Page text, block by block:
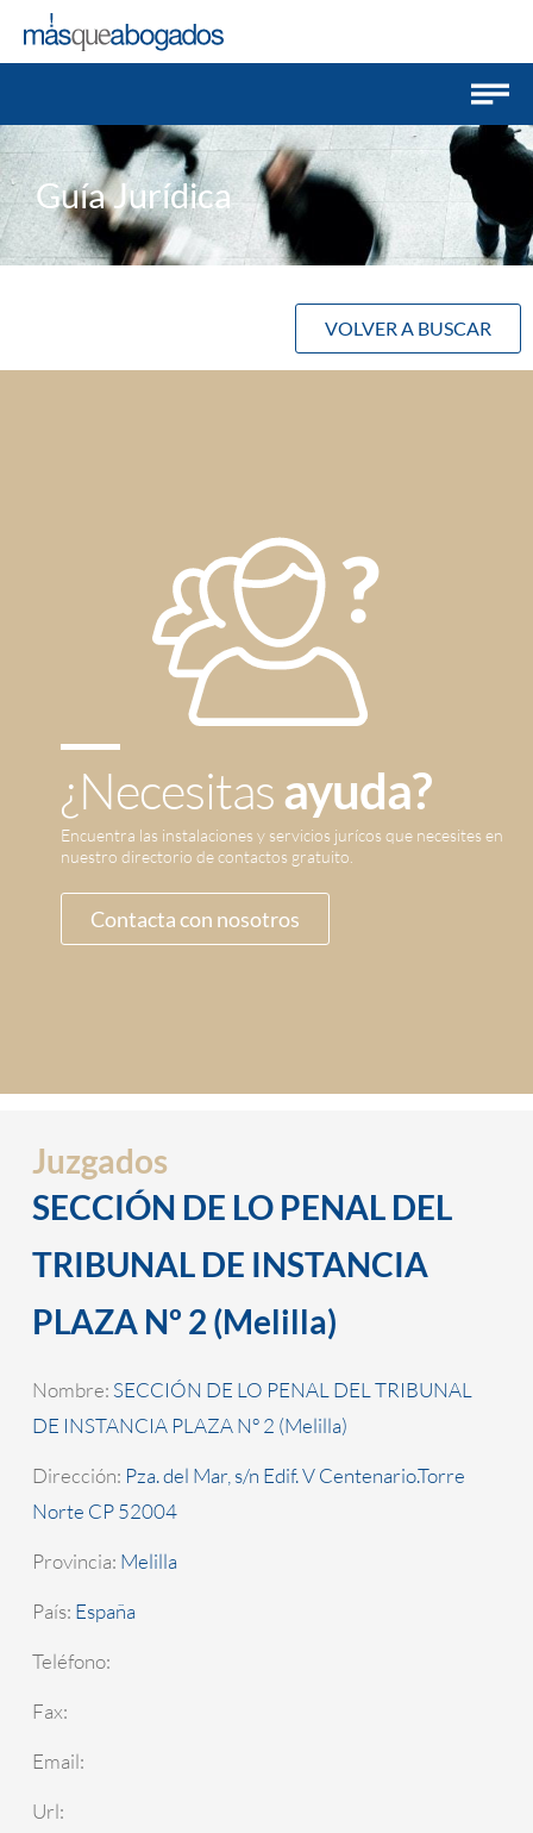
Guía Jurídica
VOLVER A BUSCAR
¿Necesitasayuda?
Encuentra las instalaciones y servicios jurícos que necesites en
nuestro directorio de contactos gratuito.
Contacta con nosotros
Juzgados
SECCIÓN DE LO PENAL DEL
TRIBUNAL DE INSTANCIA
PLAZA Nº 2 (Melilla)
Nombre: SECCIÓN DE LO PENAL DEL TRIBUNAL
DE INSTANCIA PLAZA Nº 2 (Melilla)
Dirección: Pza. del Mar, s/n Edif. V Centenario.Torre
Norte CP 52004
Provincia: Melilla
País: España
Teléfono:
Fax:
Email:
Url: